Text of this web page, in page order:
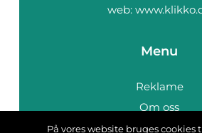
web:
Menu
Reklame
Om oss
Cookies
På vores website bruges cookies